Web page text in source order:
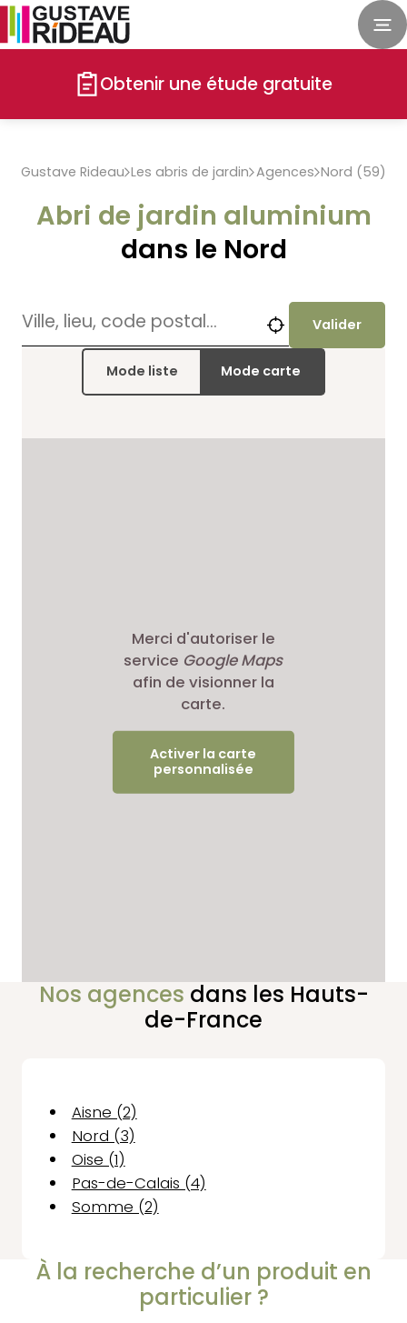
Obtenir une étude gratuite
Gustave Rideau Les abris de jardin Agences Nord (59)
Abri de jardin aluminium
dans le Nord
Valider
Mode liste Mode carte
Merci d'autoriser le
service Google Maps
afin de visionner la
carte.
Activer la carte
personnalisée
Nos agences dans les Hauts-
de-France
Aisne (2)
Nord (3)
Oise (1)
Pas-de-Calais (4)
Somme (2)
À la recherche d’un produit en
particulier ?